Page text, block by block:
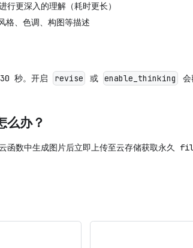
行更深入的理解（耗时更长）
、色调、构图等描述
秒。开启 revise 或 enable_thinking
会
么办？
函数中生成图片后立即上传至云存储获取永久